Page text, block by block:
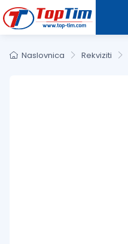
Naslovnica Rekviziti